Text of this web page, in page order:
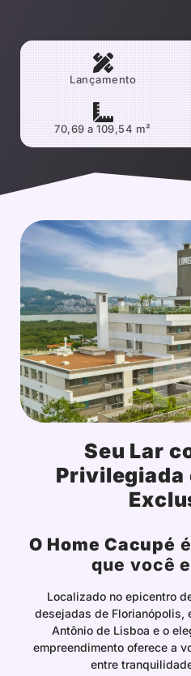
Lançamento
70,69 a 109,54 m²
Seu Lar
Privilegiada
O Home Cacupé
que você
Localizado no epicentro
desejadas de Florianópolis,
Antônio de Lisboa e o
empreendimento oferece a
entre